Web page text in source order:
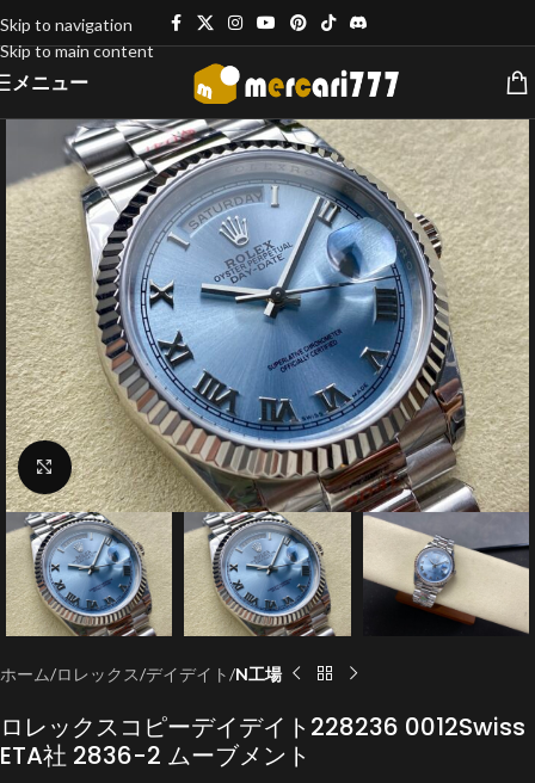
Skip to navigation
Skip to main content
メニュー
クリックで拡大
ホーム ロレックス デイデイト N工場
ロレックスコピーデイデイト228236 0012Swiss
ETA社 2836-2 ムーブメント